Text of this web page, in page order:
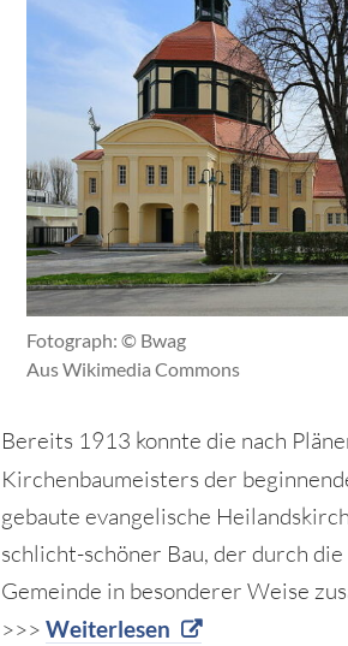
Fotograph: © Bwag
Aus Wikimedia Commons
Bereits 1913 konnte die nach
Kirchenbaumeisters der
gebaute evangelische
schlicht-schöner Bau, der durch
Gemeinde in besonderer Weise
>>>Weiterlesen